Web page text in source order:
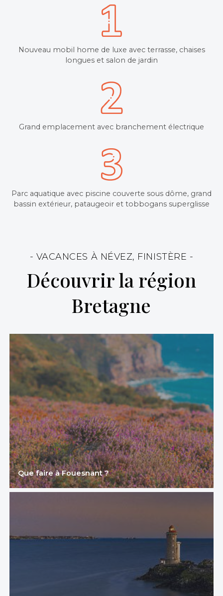
Nouveau mobil home de luxe avec terrasse, chaises
longues et salon de jardin
Grand emplacement avec branchement électrique
Parc aquatique avec piscine couverte sous dôme, grand
bassin extérieur, pataugeoir et tobbogans superglisse
- VACANCES À NÉVEZ, FINISTÈRE -
Découvrir la région
Bretagne
Que faire à Fouesnant ?